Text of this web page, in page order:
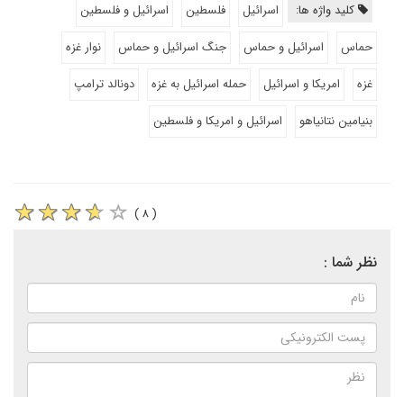
کلید واژه ها: اسرائیل فلسطین
اسرائیل و فلسطین
حماس
اسرائیل و حماس جنگ اسرائیل و حماس
نوار غزه
غزه
امریکا و اسرائیل حمله اسرائیل به غزه
دونالد ترامپ
بنیامین نتانیاهو
اسرائیل و امریکا و فلسطین
( ۸ )
نظر شما :